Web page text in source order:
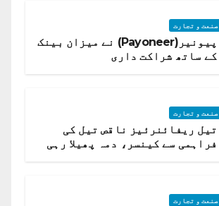
صنعت و تجارت
پیونیر(Payoneer) نے میزان بینک
کے ساتھ شراکت داری
صنعت و تجارت
تیل ریفائنرئیز ناقص تیل کی
فراہمی سے کینسر، دمہ پھیلا رہی
صنعت و تجارت